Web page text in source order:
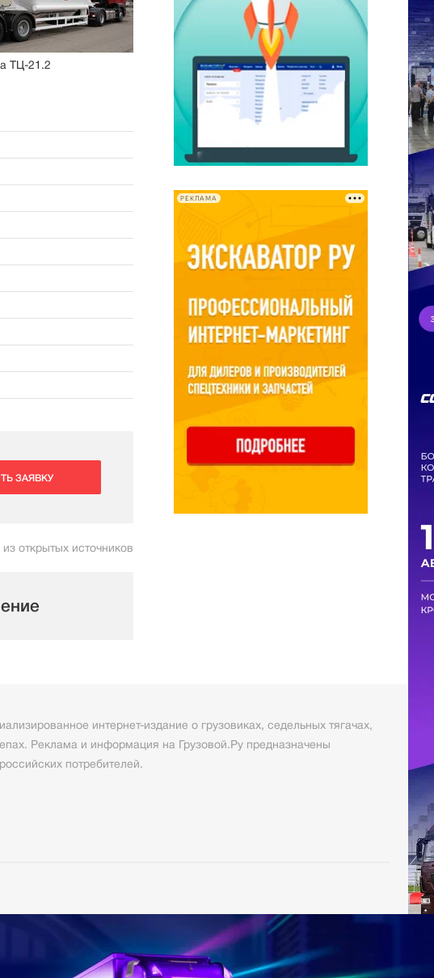
РЕКЛАМА
ТЦ-21.2
ЗАЯВКУ
открытых источников
интернет-издание о грузовиках, седельных тягачах,
Реклама и информация на Грузовой.Ру предназначены
потребителей.